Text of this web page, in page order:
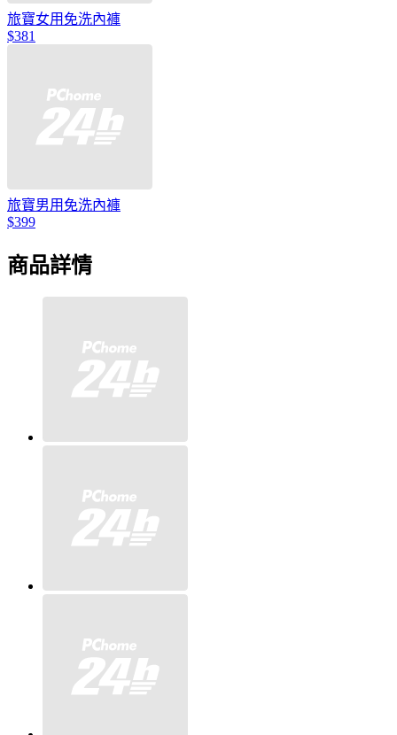
旅寶女用免洗內褲
$381
旅寶男用免洗內褲
$399
商品詳情